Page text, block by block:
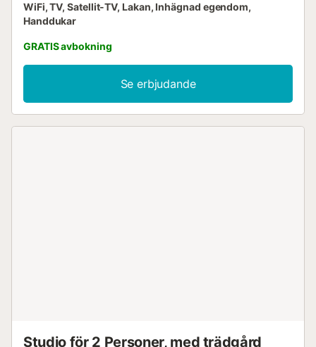
WiFi, TV, Satellit-TV, Lakan, Inhägnad egendom,
Handdukar
GRATIS avbokning
Se erbjudande
Studio för 2 Personer, med trädgård